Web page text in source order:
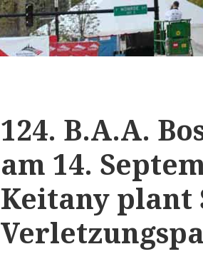
124. B.A.A.
am 14.
Keitany plant